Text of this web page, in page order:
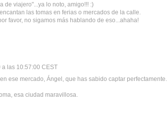
de viajero"...ya lo noto, amigo!!! :)
las tomas en ferias o mercados de la calle.
favor, no sigamos más hablando de eso...ahaha!
las 10:57:00 CEST
ese mercado, Ángel, que has sabido captar perfectamente.
esa ciudad maravillosa.